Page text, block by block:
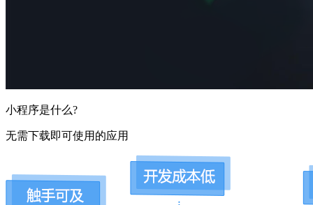
小程序是什么?
无需下载即可使用的应用